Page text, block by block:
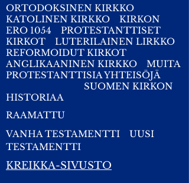
ORTODOKSINEN KIRKKO
KATOLINEN KIRKKO
KIRKON
ERO 1054
PROTESTANTTISET
KIRKOT
LUTERILAINEN LIRKKO
REFORMOIDUT KIRKOT
ANGLIKAANINEN KIRKKO
MUITA
PROTESTANTTISIA YHTEISÖJÄ
SUOMEN KIRKON
HISTORIAA
RAAMATTU
VANHA TESTAMENTTI
UUSI
TESTAMENTTI
KREIKKA-SIVUSTO